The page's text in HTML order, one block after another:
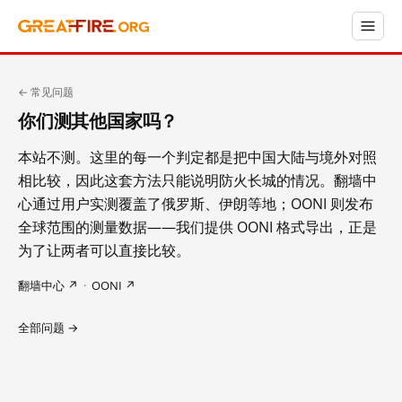
← 常见问题
你们测其他国家吗？
本站不测。这里的每一个判定都是把中国大陆与境外对照
相比较，因此这套方法只能说明防火长城的情况。翻墙中
心通过用户实测覆盖了俄罗斯、伊朗等地；OONI 则发布
全球范围的测量数据——我们提供 OONI 格式导出，正是
为了让两者可以直接比较。
翻墙中心 ↗ · OONI ↗
全部问题 →